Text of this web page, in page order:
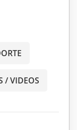
/ VIDEOS